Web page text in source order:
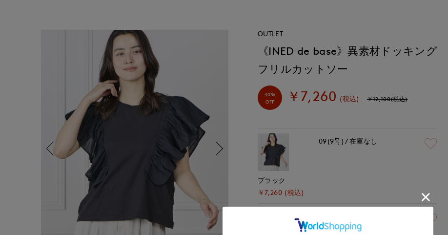
OUTLET
《INED de base》異素材ドッキング
フリルカットソー
40%
OFF
￥7,260 (税込) ￥12,100(税込)
ブラック
￥7,260 (税込)
09(9号) 在庫なし